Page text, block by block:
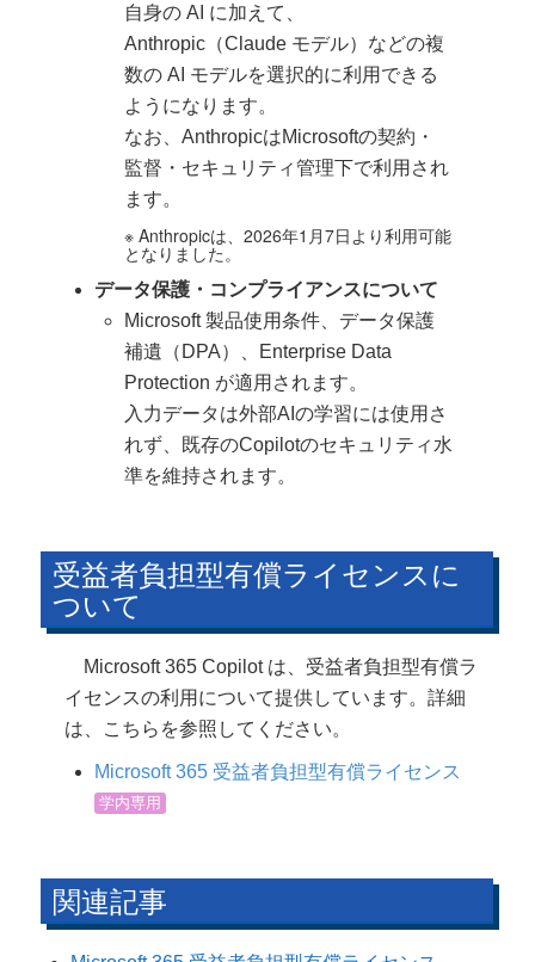
自身の AI に加えて、
Anthropic（Claude モデル）などの複
数の AI モデルを選択的に利用できる
ようになります。
なお、AnthropicはMicrosoftの契約・
監督・セキュリティ管理下で利用され
ます。
※ Anthropicは、2026年1月7日より利用可能
となりました。
データ保護・コンプライアンスについて
Microsoft 製品使用条件、データ保護
補遺（DPA）、Enterprise Data
Protection が適用されます。
入力データは外部AIの学習には使用さ
れず、既存のCopilotのセキュリティ水
準を維持されます。
受益者負担型有償ライセンスに
ついて
Microsoft 365 Copilot は、受益者負担型有償ラ
イセンスの利用について提供しています。詳細
は、こちらを参照してください。
Microsoft 365 受益者負担型有償ライセンス
学内専用
関連記事